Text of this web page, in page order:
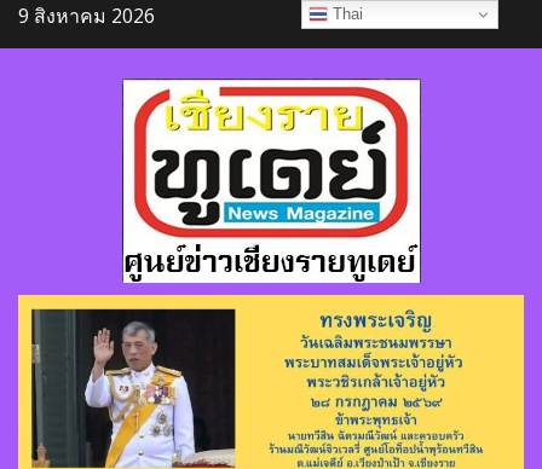
Skip
to
9 สิงหาคม 2026 Thai